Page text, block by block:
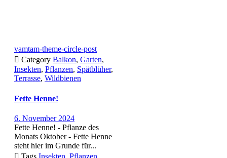
vamtam-theme-circle-post
 Category Balkon, Garten,
Insekten, Pflanzen, Spätblüher,
Terrasse, Wildbienen
Fette Henne!
6. November 2024
Fette Henne! - Pflanze des
Monats Oktober - Fette Henne
steht hier im Grunde für...
 Tags Insekten, Pflanzen